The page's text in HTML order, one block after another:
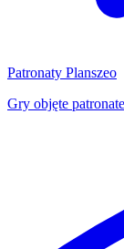
Patronaty Planszeo
Gry objęte